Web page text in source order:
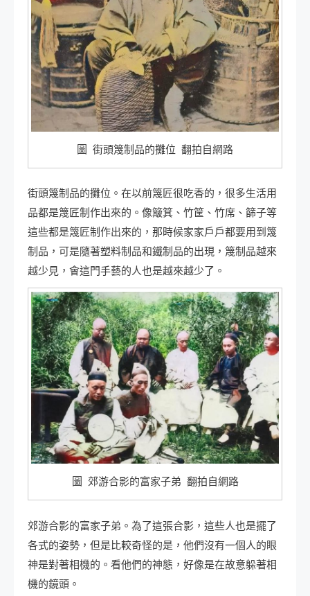
圖 街頭篾制品的攤位 翻拍自網路
街頭篾制品的攤位。在以前篾匠很吃香的，很多生活用
品都是篾匠制作出來的。像簸箕、竹筐、竹席、篩子等
這些都是篾匠制作出來的，那時候家家戶戶都要用到篾
制品，可是隨著塑料制品和鐵制品的出現，篾制品越來
越少見，會這門手藝的人也是越來越少了。
圖 郊游合影的富家子弟 翻拍自網路
郊游合影的富家子弟。為了這張合影，這些人也是擺了
各式的姿勢，但是比較奇怪的是，他們沒有一個人的眼
神是對著相機的。看他們的神態，好像是在故意躲著相
機的鏡頭。